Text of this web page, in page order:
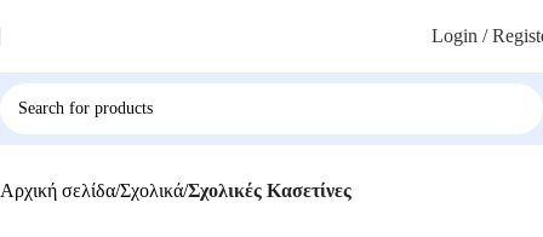
Login /
Αρχική σελίδα Σχολικά Σχολικές Κασετίνες